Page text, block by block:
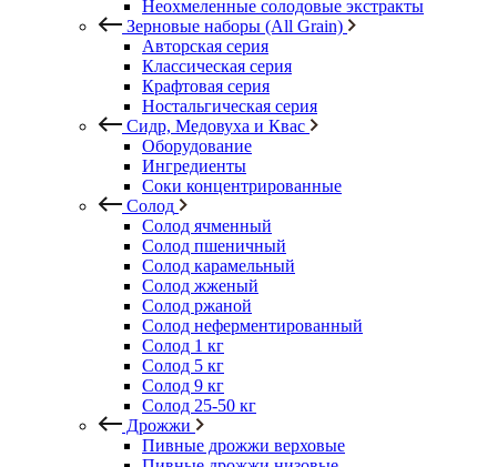
Неохмеленные солодовые экстракты
Зерновые наборы (All Grain)
Авторская серия
Классическая серия
Крафтовая серия
Ностальгическая серия
Сидр, Медовуха и Квас
Оборудование
Ингредиенты
Соки концентрированные
Солод
Солод ячменный
Солод пшеничный
Солод карамельный
Солод жженый
Солод ржаной
Солод неферментированный
Солод 1 кг
Солод 5 кг
Солод 9 кг
Солод 25-50 кг
Дрожжи
Пивные дрожжи верховые